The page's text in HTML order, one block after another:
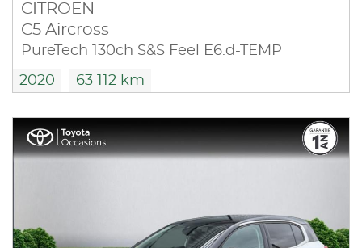
CITROEN
C5 Aircross
PureTech 130ch S&S Feel E6.d-TEMP
2020 63 112 km